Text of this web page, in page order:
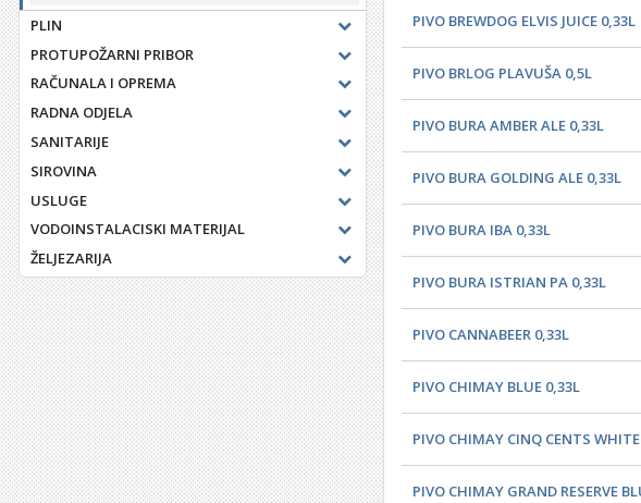
PLIN
PROTUPOŽARNI PRIBOR
RAČUNALA I OPREMA
RADNA ODJELA
SANITARIJE
SIROVINA
USLUGE
VODOINSTALACISKI MATERIJAL
ŽELJEZARIJA
PIVO BREWDOG ELVIS JUICE 0,33L
PIVO BRLOG PLAVUŠA 0,5L
PIVO BURA AMBER ALE 0,33L
PIVO BURA GOLDING ALE 0,33L
PIVO BURA IBA 0,33L
PIVO BURA ISTRIAN PA 0,33L
PIVO CANNABEER 0,33L
PIVO CHIMAY BLUE 0,33L
PIVO CHIMAY CINQ CENTS
PIVO CHIMAY GRAND RESERVE